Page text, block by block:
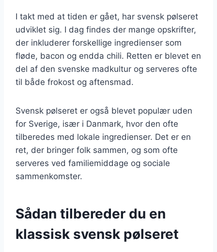
I takt med at tiden er gået, har svensk pølseret
udviklet sig. I dag findes der mange opskrifter,
der inkluderer forskellige ingredienser som
fløde, bacon og endda chili. Retten er blevet en
del af den svenske madkultur og serveres ofte
til både frokost og aftensmad.
Svensk pølseret er også blevet populær uden
for Sverige, især i Danmark, hvor den ofte
tilberedes med lokale ingredienser. Det er en
ret, der bringer folk sammen, og som ofte
serveres ved familiemiddage og sociale
sammenkomster.
Sådan tilbereder du en
klassisk svensk pølseret